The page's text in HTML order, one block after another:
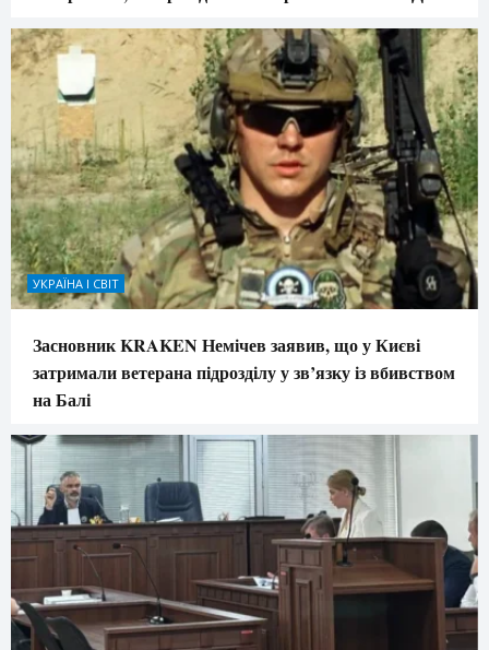
УКРАЇНА І СВІТ
Засновник KRAKEN Немічев заявив, що у Києві
затримали ветерана підрозділу у зв’язку із вбивством
на Балі